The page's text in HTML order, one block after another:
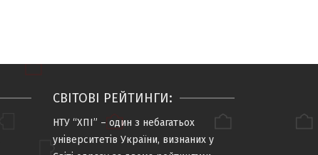
СВІТОВІ РЕЙТИНГИ:
НТУ “ХПІ” – один з небагатьох
університетів України, визнаних у